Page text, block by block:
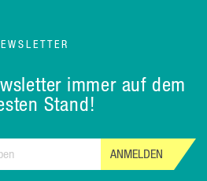
immer auf dem
Stand!
ANMELDEN